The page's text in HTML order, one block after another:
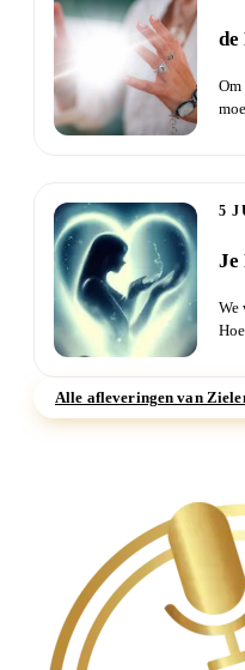
de
Om
5
Je
We
Alle afleveringen van